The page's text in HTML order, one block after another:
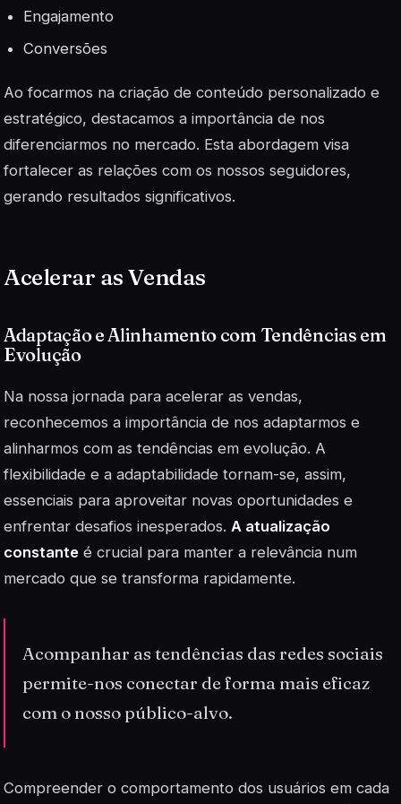
Engajamento
Conversões
Ao focarmos na criação de conteúdo personalizado e
estratégico, destacamos a importância de nos
diferenciarmos no mercado. Esta abordagem visa
fortalecer as relações com os nossos seguidores,
gerando resultados significativos.
Acelerar as Vendas
Adaptação e Alinhamento com Tendências em
Evolução
Na nossa jornada para acelerar as vendas,
reconhecemos a importância de nos adaptarmos e
alinharmos com as tendências em evolução. A
flexibilidade e a adaptabilidade tornam-se, assim,
essenciais para aproveitar novas oportunidades e
enfrentar desafios inesperados. A atualização
constante é crucial para manter a relevância num
mercado que se transforma rapidamente.
Acompanhar as tendências das redes sociais
permite-nos conectar de forma mais eficaz
com o nosso público-alvo.
Compreender o comportamento dos usuários em cada